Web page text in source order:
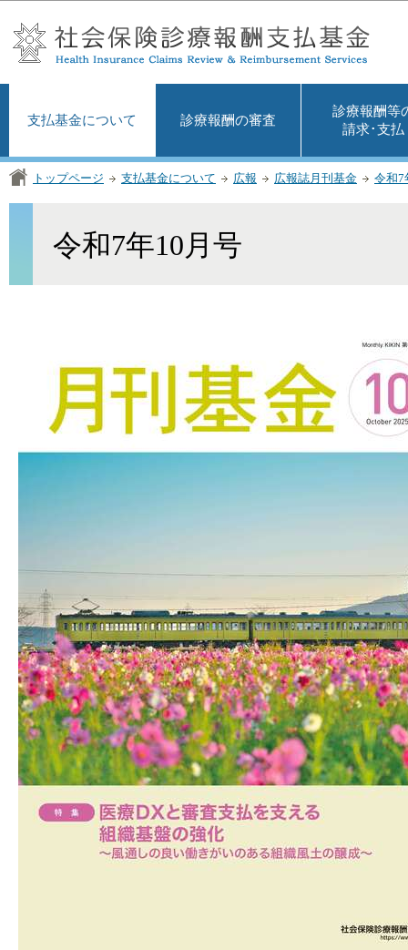
支払基金について 診療報酬の審査
診療報酬等
請求･支払
トップページ 支払基金について 広報 広報誌月刊基金 令和7
令和7年10月号